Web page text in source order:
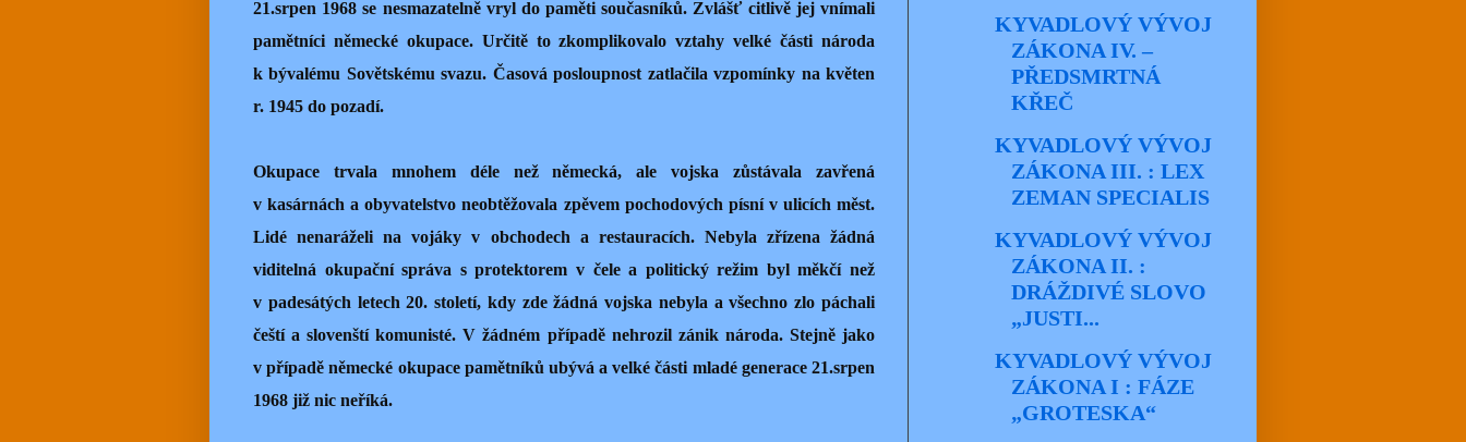
21.srpen 1968 se nesmazatelně vryl do paměti současníků. Zvlášť citlivě jej vnímali
pamětníci německé okupace. Určitě to zkomplikovalo vztahy velké části národa
k bývalému Sovětskému svazu. Časová posloupnost zatlačila vzpomínky na květen
r. 1945 do pozadí.
Okupace trvala mnohem déle než německá, ale vojska zůstávala zavřená
v kasárnách a obyvatelstvo neobtěžovala zpěvem pochodových písní v ulicích měst.
Lidé nenaráželi na vojáky v obchodech a restauracích. Nebyla zřízena žádná
viditelná okupační správa s protektorem v čele a politický režim byl měkčí než
v padesátých letech 20. století, kdy zde žádná vojska nebyla a všechno zlo páchali
čeští a slovenští komunisté. V žádném případě nehrozil zánik národa. Stejně jako
v případě německé okupace pamětníků ubývá a velké části mladé generace 21.srpen
1968 již nic neříká.
KYVADLOVÝ VÝVOJ
ZÁKONA IV. –
PŘEDSMRTNÁ
KŘEČ
KYVADLOVÝ VÝVOJ
ZÁKONA III. : LEX
ZEMAN SPECIALIS
KYVADLOVÝ VÝVOJ
ZÁKONA II. :
DRÁŽDIVÉ SLOVO
„JUSTI...
KYVADLOVÝ VÝVOJ
ZÁKONA I : FÁZE
„GROTESKA“